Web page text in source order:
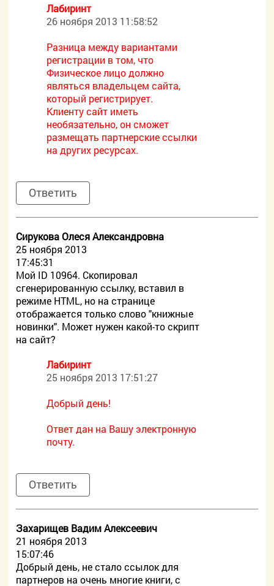
Лабиринт
26 ноября 2013 11:58:52
Разница между вариантами
регистрации в том, что
Физическое лицо должно
являться владельцем сайта,
который регистрирует.
Клиенту сайт иметь
необязательно, он сможет
размещать партнерские ссылки
на других ресурсах.
Ответить
Сирукова Олеся Александровна
25 ноября 2013
17:45:31
Мой ID 10964. Скопировал
сгенерированную ссылку, вставил в
режиме HTML, но на странице
отображается только слово "книжные
новинки". Может нужен какой-то скрипт
на сайт?
Лабиринт
25 ноября 2013 17:51:27
Добрый день!
Ответ дан на Вашу электронную
почту.
Ответить
Захарищев Вадим Алексеевич
21 ноября 2013
15:07:46
Добрый день, не стало ссылок для
партнеров на очень многие книги, с